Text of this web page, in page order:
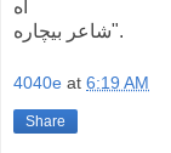
آه
شاعر بیچاره".
4040e at 6:19 AM
Share